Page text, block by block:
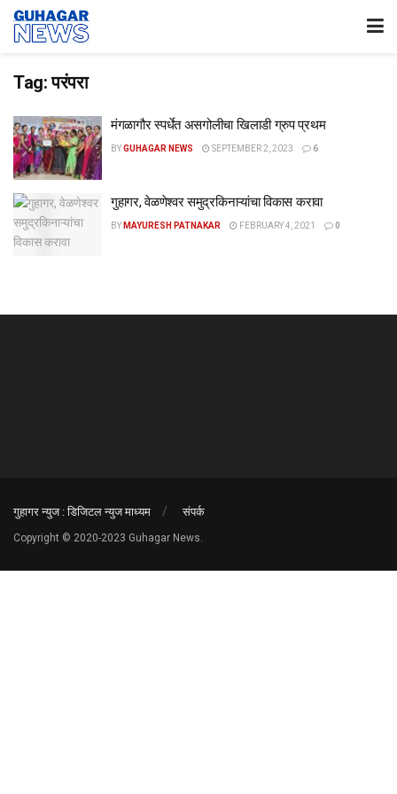
Tag:परंपरा
मंगळागौर स्पर्धेत असगोलीचा खिलाडी ग्रुप प्रथम
BYGUHAGAR NEWS SEPTEMBER 2, 2023 6
गुहागर, वेळणेश्वर समुद्रकिनाऱ्यांचा विकास करावा
BY MAYURESH PATNAKAR FEBRUARY 4, 2021 0
गुहागर न्युज : डिजिटल न्युज माध्यम संपर्क
Copyright © 2020-2023 Guhagar News.